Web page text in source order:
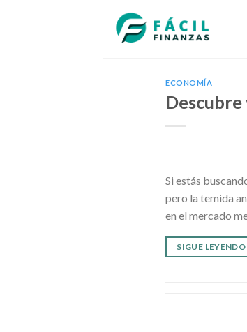
ECONOMÍA
Si estás
pero la temida
en el mercado
SIGUE LEYENDO